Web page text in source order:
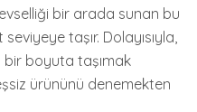
bir arada sunan bu
taşır. Dolayısıyla,
boyuta taşımak
ürününü denemekten